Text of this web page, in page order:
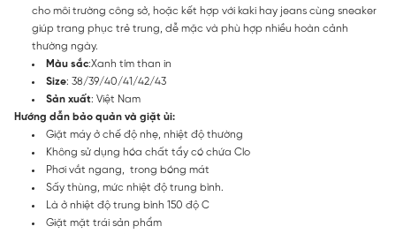
cho môi trường công sở, hoặc kết hợp với kaki hay jeans cùng sneaker
giúp trang phục trẻ trung, dễ mặc và phù hợp nhiều hoàn cảnh
thường ngày.
Màu sắc:Xanh tím than in
Size: 38/39/40/41/42/43
Sản xuất: Việt Nam
Hướng dẫn bảo quản và giặt ủi:
Giặt máy ở chế độ nhẹ, nhiệt độ thường
Không sử dụng hóa chất tẩy có chứa Clo
Phơi vắt ngang, trong bóng mát
Sấy thùng, mức nhiệt độ trung bình.
Là ở nhiệt độ trung bình 150 độ C
Giặt mặt trái sản phẩm